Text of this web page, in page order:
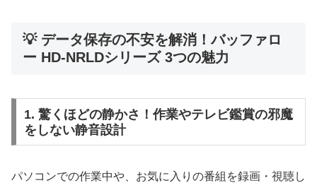
💡 データ保存の不安を解消！バッファロ
ー HD-NRLDシリーズ 3つの魅力
1. 驚くほどの静かさ！作業やテレビ鑑賞の邪魔
をしない静音設計
パソコンでの作業中や、お気に入りの番組を録画・視聴し